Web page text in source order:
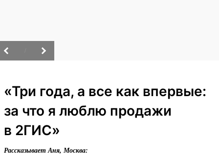
«Три года, а все как впервые:
за что я люблю продажи
в 2ГИС»
Рассказывает Аня, Москва: